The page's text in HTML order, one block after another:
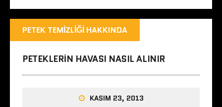
PETEK TEMIZLIĞI HAKKINDA
PETEKLERIN HAVASI NASIL ALINIR
KASIM 23, 2013